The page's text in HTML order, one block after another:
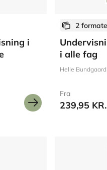
i
2
i alle fag
Helle
Fra
239,95 KR.